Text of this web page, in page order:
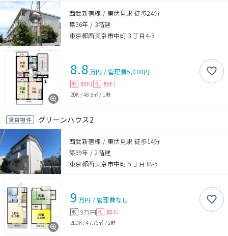
西武新宿線 / 東伏見駅 徒歩24分
築36年 / 3階建
東京都西東京市中町３丁目4-3
8.8万円 /管理費5,000円
敷 無料 礼 無料
2DK /48.8㎡ / 1階
賃貸物件 グリーンハウス2
西武新宿線 / 東伏見駅 徒歩14分
築39年 /2階建
東京都西東京市中町５丁目18-5
9 万円 /管理費なし
敷 9万円 礼 無料
2LDK/47.75㎡ / 2階